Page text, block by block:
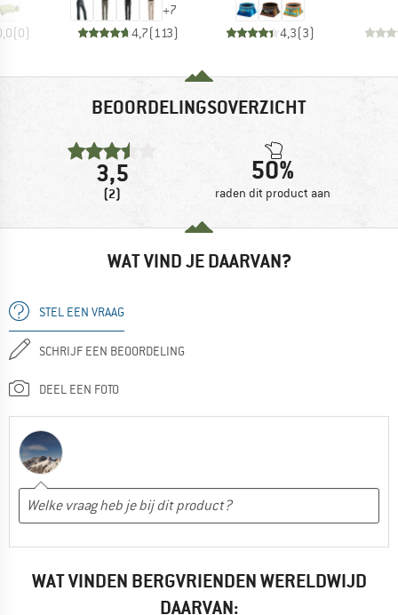
(0)
+7
4,7(113) 4,3(3)
BEOORDELINGSOVERZICHT
3,5
(2)
50%
raden dit product aan
WAT VIND JE DAARVAN?
STEL EEN VRAAG
SCHRIJF EEN BEOORDELING
DEEL EEN FOTO
WAT VINDEN BERGVRIENDEN WERELDWIJD
DAARVAN: